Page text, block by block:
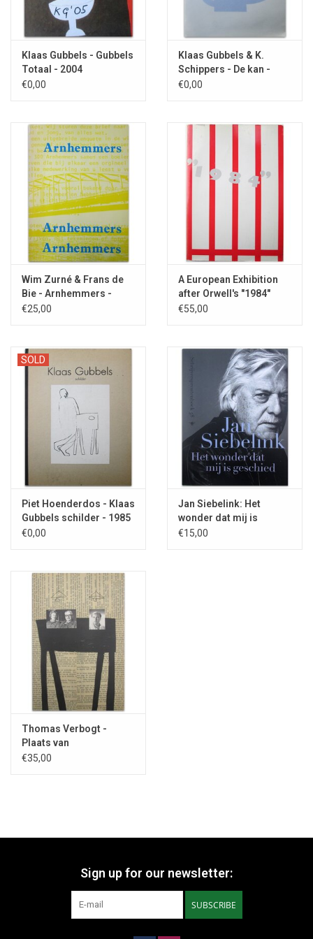
Klaas Gubbels - Gubbels
Totaal - 2004
€0,00
Klaas Gubbels & K.
Schippers - De kan -
1995
€0,00
Wim Zurné & Frans de
Bie - Arnhemmers -
1981
€25,00
A European Exhibition
after Orwell's "1984"
€55,00
SOLD
Piet Hoenderdos - Klaas
Gubbels schilder - 1985
€0,00
Jan Siebelink: Het
wonder dat mij is
geschied - 2013
€15,00
Thomas Verbogt -
Plaats van
ontmoetingen - 1994
€35,00
Sign up for our newsletter:
SUBSCRIBE